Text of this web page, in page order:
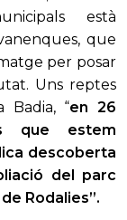
està
que
per posar
Uns reptes
Badia, “en 26
que estem
descoberta
del parc
Rodalies”.